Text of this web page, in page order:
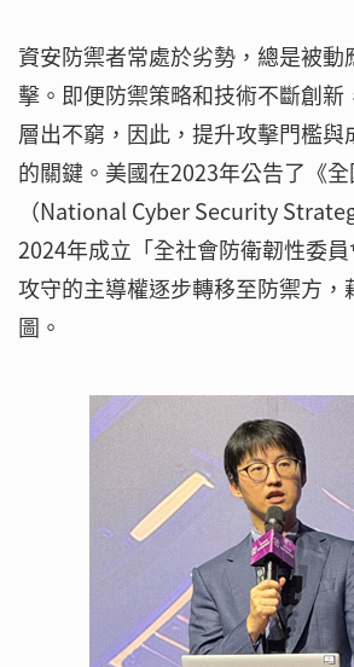
資安防禦者常處於劣勢，總是被動
擊。即便防禦策略和技術不斷創新
層出不窮，因此，提升攻擊門檻
的關鍵。美國在2023年公告了《全
（National Cyber Security
2024年成立「全社會防衛韌性委
攻守的主導權逐步轉移至防禦方，
圖。